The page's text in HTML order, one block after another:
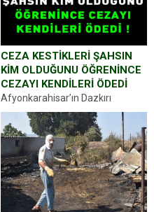
CEZA KESTİKLERİ ŞAHSIN
KİM OLDUĞUNU ÖĞRENİNCE
CEZAYI KENDİLERİ ÖDEDİ
Afyonkarahisar’ın Dazkırı
ilçesinde trafik uygulaması
yapan jandarma ekipleri
durdurdukları bir otomobilin
sürücüsünden ehliyet ve ruhsat
sorup belgelerini istedi. Sürücü
Abdurrahman Ö.nün verdiği
evraklarda eksik olduğunu...